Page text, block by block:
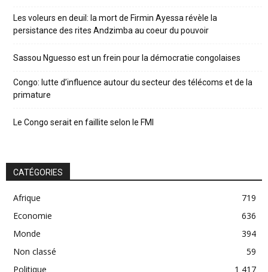
Les voleurs en deuil: la mort de Firmin Ayessa révèle la
persistance des rites Andzimba au coeur du pouvoir
Sassou Nguesso est un frein pour la démocratie congolaises
Congo: lutte d’influence autour du secteur des télécoms et de la
primature
Le Congo serait en faillite selon le FMI
CATÉGORIES
Afrique
719
Economie
636
Monde
394
Non classé
59
Politique
1 417